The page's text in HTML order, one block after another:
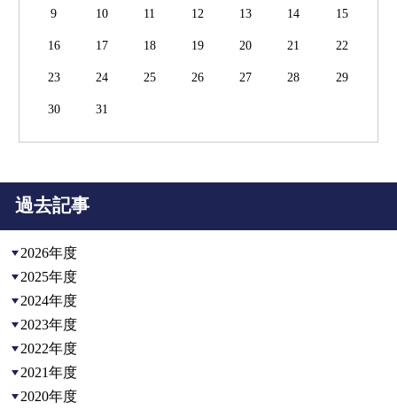
9 10 11 12 13 14 15
16 17 18 19 20 21 22
23 24 25 26 27 28 29
30 31
過去記事
2026年度
2025年度
2024年度
2023年度
2022年度
2021年度
2020年度